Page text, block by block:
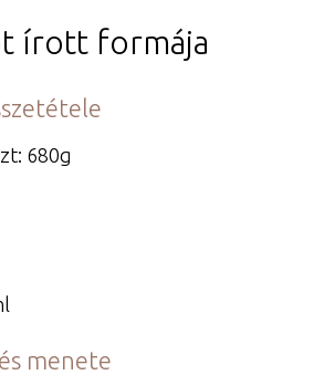
írott formája
680g
menete